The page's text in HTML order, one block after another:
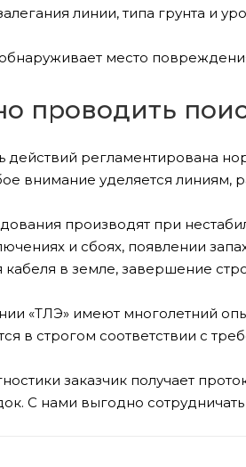
линии, типа грунта и
место
проводить
действий регламентирована
внимание уделяется линиям,
производят при
и сбоях, появлении
в земле, завершение
«ТЛЭ» имеют многолетний
в строгом соответствии с
заказчик получает
С нами выгодно